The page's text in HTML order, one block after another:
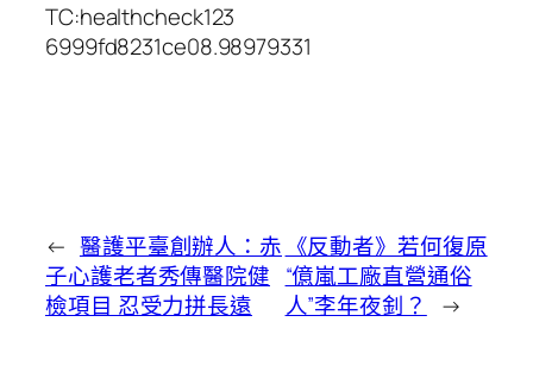
TC:healthcheck123
6999fd8231ce08.98979331
← 醫護平臺創辦人：赤
子心護老者秀傳醫院健
檢項目 忍受力拼長遠
《反動者》若何復原
“億嵐工廠直營通俗
人”李年夜釗？
→